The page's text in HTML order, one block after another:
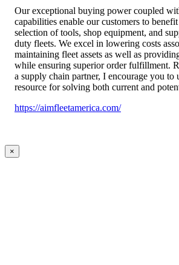
Our exceptional buying power coupled
capabilities enable our customers to
selection of tools, shop equipment, and
duty fleets. We excel in lowering costs
maintaining fleet assets as well as
while ensuring superior order fulfillment.
a supply chain partner, I encourage you to
resource for solving both current and
https://aimfleetamerica.com/
×